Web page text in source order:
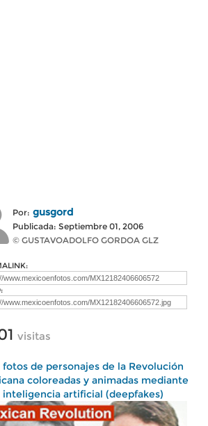
Por: gusgord
Publicada: Septiembre 01, 2006
© GUSTAVOADOLFO GORDOA GLZ
visitas
fotos de personajes de la Revolución
coloreadas y animadas mediante
inteligencia artificial (deepfakes)